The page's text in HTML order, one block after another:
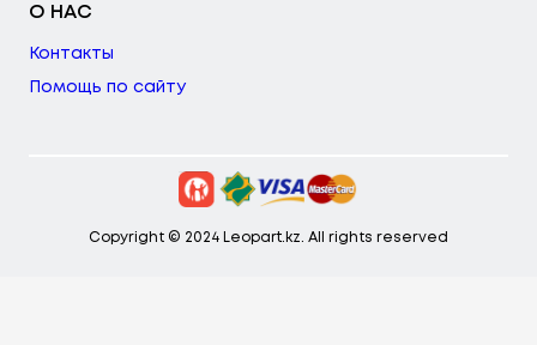
О НАС
Контакты
Помощь по сайту
Copyright © 2024 Leopart.kz. All rights reserved